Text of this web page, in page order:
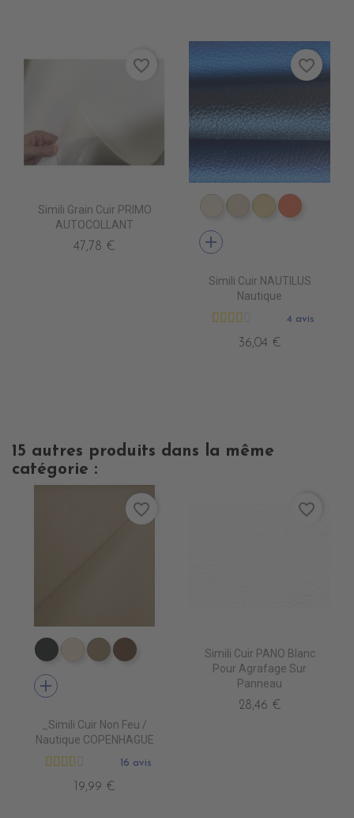
Simili Grain Cuir PRIMO
AUTOCOLLANT
47,78 €
favorite_border
EN4010 IVOIRE
EN4020 BEIGE
EN4040EN4060
add
Simili Cuir NAUTILUS
Nautique
4 avis
36,04 €
favorite_border
15 autres produits dans la même
catégorie :
EN7005 VERT ANGLAIS
EN7001 CREME
EN7002 BEIGE
EN7003 BRUN
add
_Simili Cuir Non Feu /
Nautique COPENHAGUE
16 avis
19,99 €
favorite_border
Simili Cuir PANO Blanc
Pour Agrafage Sur
Panneau
28,46 €
favorite_border